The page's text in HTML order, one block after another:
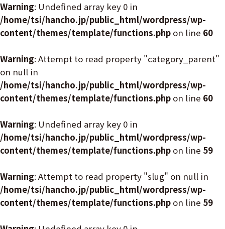
Warning: Undefined array key 0 in
/home/tsi/hancho.jp/public_html/wordpress/wp-
content/themes/template/functions.php on line 60
Warning: Attempt to read property "category_parent"
on null in
/home/tsi/hancho.jp/public_html/wordpress/wp-
content/themes/template/functions.php on line 60
Warning: Undefined array key 0 in
/home/tsi/hancho.jp/public_html/wordpress/wp-
content/themes/template/functions.php on line 59
Warning: Attempt to read property "slug" on null in
/home/tsi/hancho.jp/public_html/wordpress/wp-
content/themes/template/functions.php on line 59